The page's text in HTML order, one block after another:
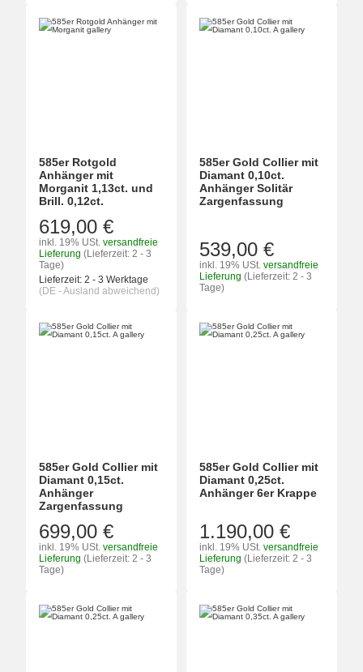
585er Rotgold
Anhänger mit
Morganit 1,13ct. und
Brill. 0,12ct.
619,00 €
inkl. 19% USt. versandfreie
Lieferung (Lieferzeit: 2 - 3
Tage)
Lieferzeit: 2 - 3 Werktage
(DE - Ausland abweichend)
585er Gold Collier mit
Diamant 0,10ct.
Anhänger Solitär
Zargenfassung
539,00 €
inkl. 19% USt. versandfreie
Lieferung (Lieferzeit: 2 - 3
Tage)
585er Gold Collier mit
Diamant 0,15ct.
Anhänger
Zargenfassung
699,00 €
inkl. 19% USt. versandfreie
Lieferung (Lieferzeit: 2 - 3
Tage)
585er Gold Collier mit
Diamant 0,25ct.
Anhänger 6er Krappe
1.190,00 €
inkl. 19% USt. versandfreie
Lieferung (Lieferzeit: 2 - 3
Tage)